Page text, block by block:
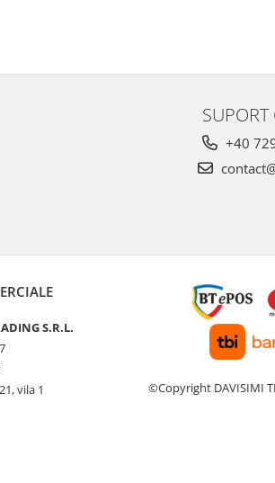
SUPORT
+40
S.R.L.
vila 1
©Copyright DAVISIMI